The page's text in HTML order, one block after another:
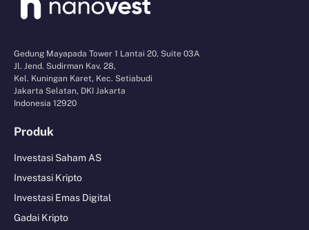
Gedung Mayapada Tower 1 Lantai 20, Suite 03A
Jl. Jend. Sudirman Kav. 28,
Kel. Kuningan Karet, Kec. Setiabudi
Jakarta Selatan, DKI Jakarta
Indonesia 12920
Produk
Investasi Saham AS
Investasi Kripto
Investasi Emas Digital
Gadai Kripto